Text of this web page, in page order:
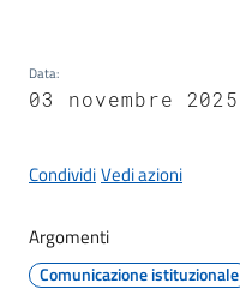
Cavezzo
Protezione
civile
Data:
03 novembre 2025
CondividiVedi azioni
Argomenti
Comunicazione istituzionale